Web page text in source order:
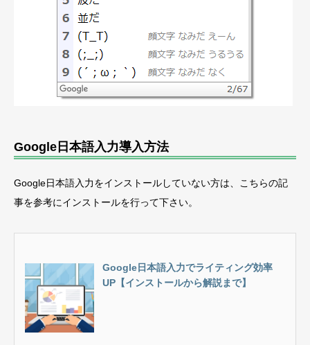
Google日本語入力導入方法
Google日本語入力をインストールしていない方は、こちらの記
事を参考にインストールを行って下さい。
Google日本語入力でライティング効率
UP【インストールから解説まで】